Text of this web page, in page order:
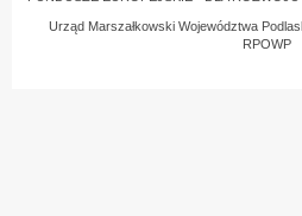
Urząd Marszałkowski Województwa
RPOWP